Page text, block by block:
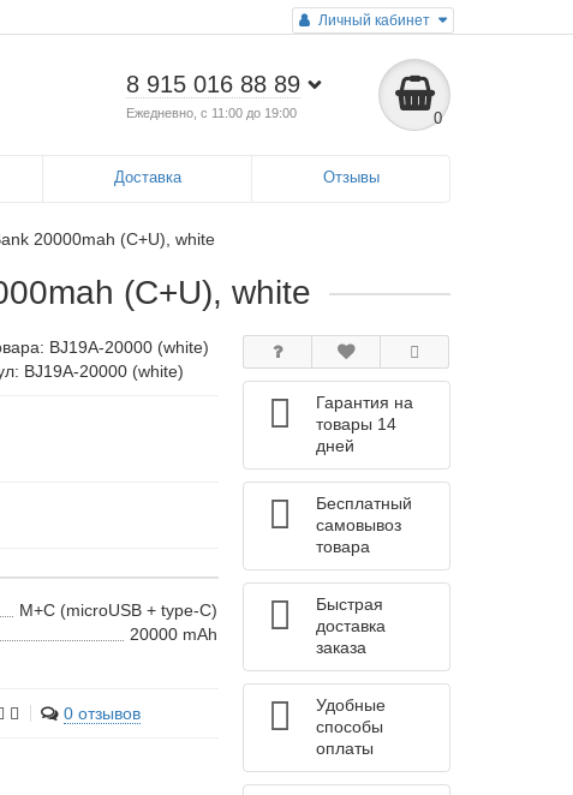
Личный кабинет
8 915 016 88 89
Ежедневно, с 11:00 до 19:00 0
Доставка Отзывы
20000mah (C+U), white
(C+U), white
BJ19A-20000 (white)
BJ19A-20000 (white)
M+C (microUSB + type-C)
20000 mAh
0 отзывов
Гарантия на
товары 14
дней
Бесплатный
самовывоз
товара
Быстрая
доставка
заказа
Удобные
способы
оплаты